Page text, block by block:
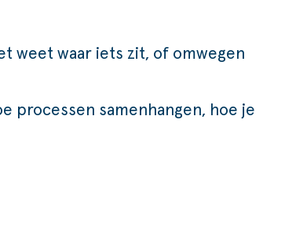
weet waar iets zit, of omwegen
processen samenhangen, hoe je